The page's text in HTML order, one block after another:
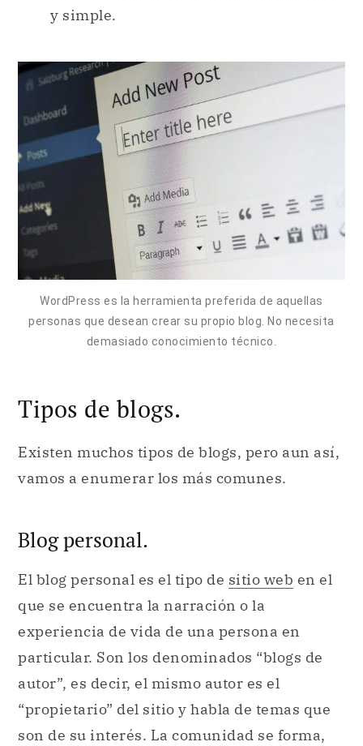
y simple.
WordPress es la herramienta preferida de aquellas
personas que desean crear su propio blog. No necesita
demasiado conocimiento técnico.
Tipos de blogs.
Existen muchos tipos de blogs, pero aun así,
vamos a enumerar los más comunes.
Blog personal.
El blog personal es el tipo de sitio web en el
que se encuentra la narración o la
experiencia de vida de una persona en
particular. Son los denominados “blogs de
autor”, es decir, el mismo autor es el
“propietario” del sitio y habla de temas que
son de su interés. La comunidad se forma,